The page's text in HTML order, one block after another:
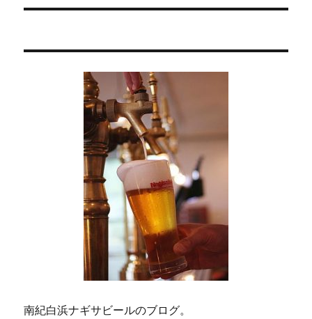
シ
投
南紀白浜ナギサビールのブログ。